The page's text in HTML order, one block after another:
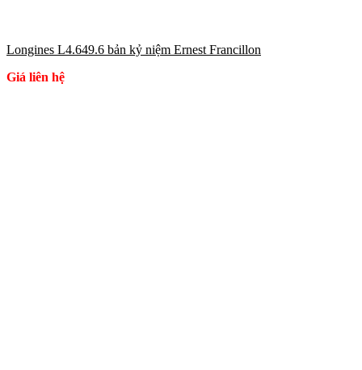
Longines L4.649.6 bản kỷ niệm Ernest Francillon
Giá liên hệ